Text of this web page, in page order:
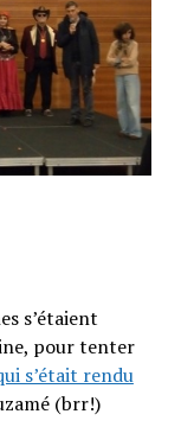
s’étaient
pour tenter
s’était rendu
(brr!)